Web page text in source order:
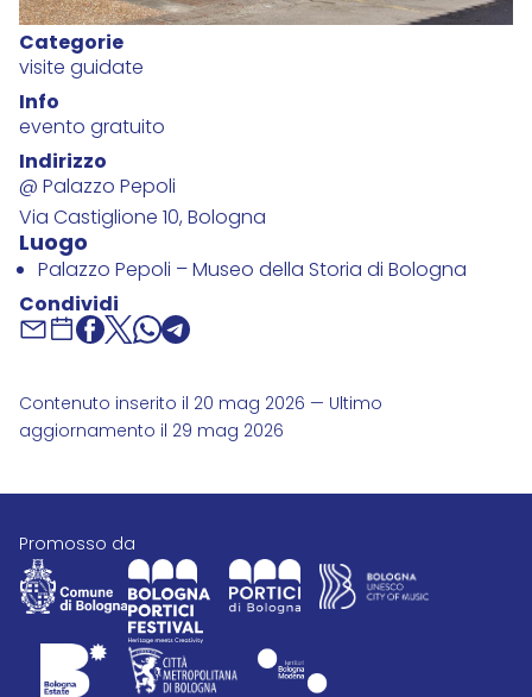
Categorie
visite guidate
Info
evento gratuito
Indirizzo
@ Palazzo Pepoli
Via Castiglione 10, Bologna
Luogo
Palazzo Pepoli – Museo della Storia di Bologna
Condividi
Contenuto inserito il 20 mag 2026 — Ultimo
aggiornamento il 29 mag 2026
promosso da